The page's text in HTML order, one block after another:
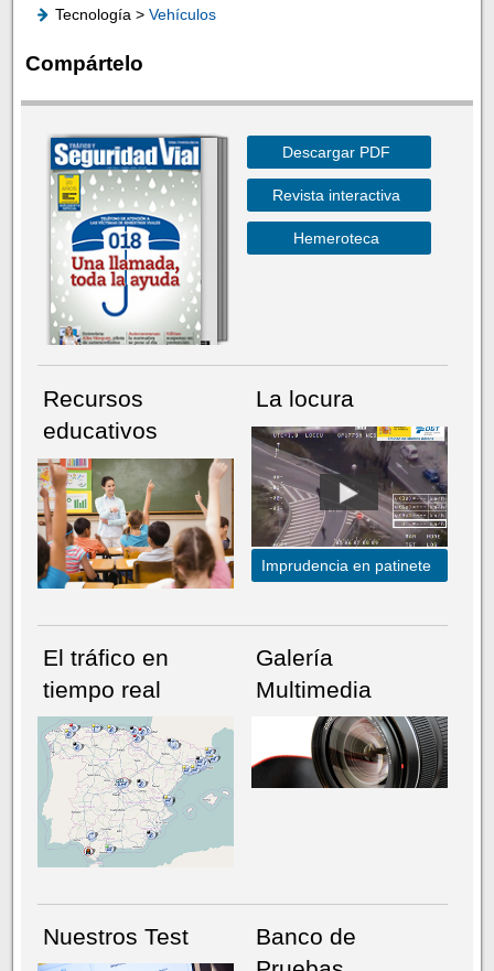
Tecnología > Vehículos
Compártelo
NÚMERO ACTUALHEMEROTECA
Descargar PDF
Revista interactiva
Hemeroteca
Recursos
educativos
La locura
Imprudencia en patinete
El tráfico en
tiempo real
Galería
Multimedia
Nuestros Test
Banco de